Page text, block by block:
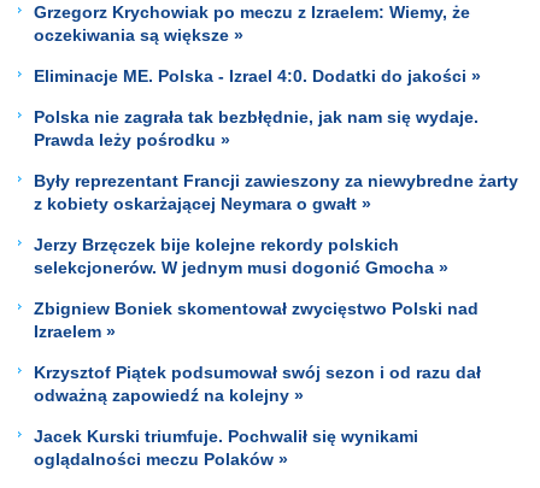
Grzegorz Krychowiak po meczu z Izraelem: Wiemy, że
oczekiwania są większe »
Eliminacje ME. Polska - Izrael 4:0. Dodatki do jakości »
Polska nie zagrała tak bezbłędnie, jak nam się wydaje.
Prawda leży pośrodku »
Były reprezentant Francji zawieszony za niewybredne żarty
z kobiety oskarżającej Neymara o gwałt »
Jerzy Brzęczek bije kolejne rekordy polskich
selekcjonerów. W jednym musi dogonić Gmocha »
Zbigniew Boniek skomentował zwycięstwo Polski nad
Izraelem »
Krzysztof Piątek podsumował swój sezon i od razu dał
odważną zapowiedź na kolejny »
Jacek Kurski triumfuje. Pochwalił się wynikami
oglądalności meczu Polaków »